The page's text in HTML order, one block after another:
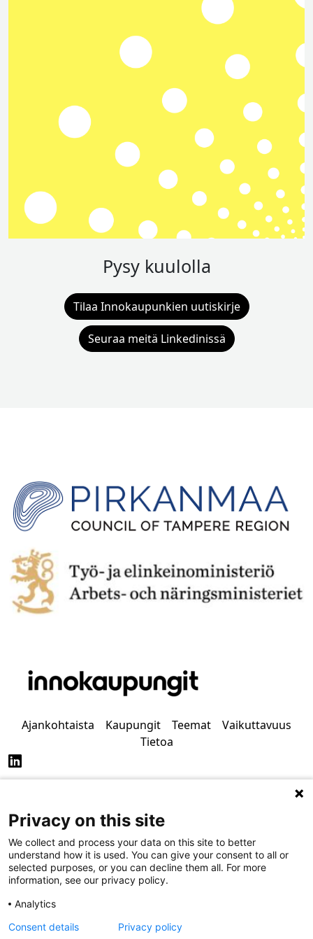
Pysy kuulolla
Tilaa Innokaupunkien uutiskirje
Seuraa meitä Linkedinissä
Ajankohtaista Kaupungit Teemat
Vaikuttavuus
Tietoa
Tietosuoja Saavutettavuus
Privacy on this site
We collect and process your data on this site to better
understand how it is used. You can give your consent to all or
selected purposes, or you can decline them all. For more
information, see our privacy policy.
Analytics
Consent details
Privacy policy